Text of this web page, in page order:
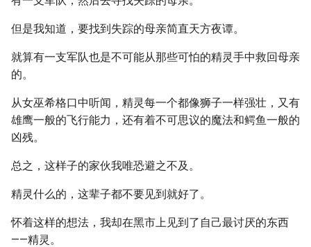
但是我知道，要找到失踪的母亲简直天方夜谭。
就算有一支军队也是不可能从那些可怕的精灵手中救回母亲
的。
从女巫希格口中听闻，精灵每一个都像狮子一样强壮，又有
雄鹰一般的飞行能力，还有着不可思议的魔法和鳄鱼一般的
凶残。
总之，这样子的家伙我唯恐避之不及。
精灵什么的，这辈子都不要见到就好了。
怀着这样的想法，我却在黑市上见到了自己最讨厌的东西
——精灵。